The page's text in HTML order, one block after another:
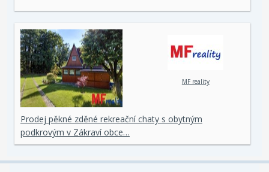
MF reality
Prodej pěkné zděné rekreační chaty s obytným
podkrovým v Zákraví obce…